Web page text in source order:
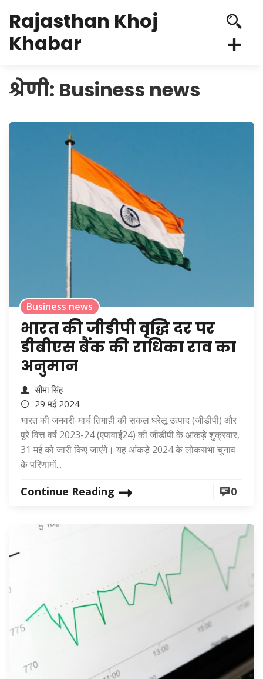
Rajasthan Khoj
Khabar
श्रेणी: Business news
Business news
भारत की जीडीपी वृद्धि दर पर
डीबीएस बैंक की राधिका राव का
अनुमान
सीमा सिंह
29 मई 2024
भारत की जनवरी-मार्च तिमाही की सकल घरेलू उत्पाद (जीडीपी) और
पूरे वित्त वर्ष 2023-24 (एफवाई24) की जीडीपी के आंकड़े शुक्रवार,
31 मई को जारी किए जाएंगे। यह आंकड़े 2024 के लोकसभा चुनाव
के परिणामों...
Continue Reading 0